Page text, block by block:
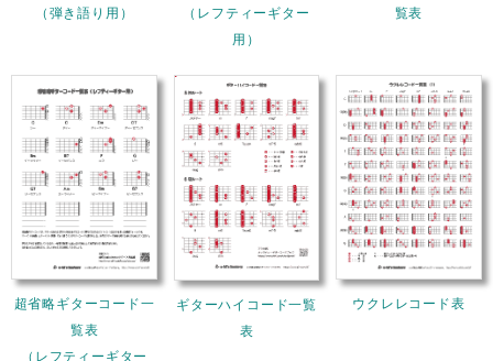
（弾き語り用）
（レフティーギター
用）
覧表
超省略ギターコード一
覧表
（レフティーギター
ギターハイコード一覧
表
ウクレレコード表